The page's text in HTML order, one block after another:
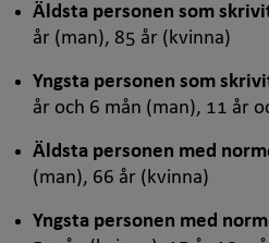
Äldsta personen som
år (man), 85 år (kvinna)
Yngsta personen som
år och 6 mån (man), 11 år
Äldsta personen med
(man), 66 år (kvinna)
Yngsta personen med